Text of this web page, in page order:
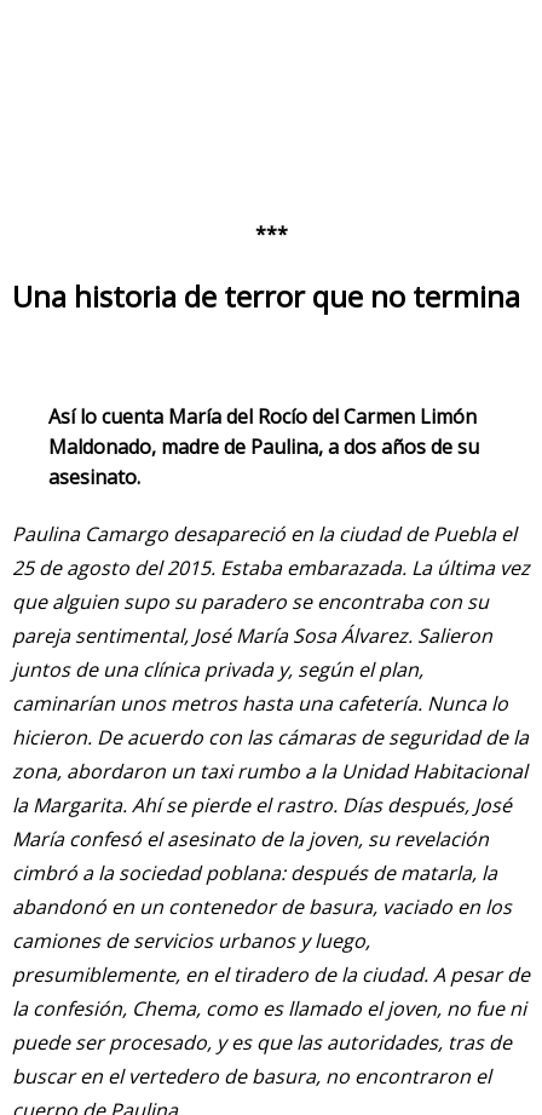
***
Una historia de terror que no termina
Así lo cuenta María del Rocío del Carmen Limón
Maldonado, madre de Paulina, a dos años de su
asesinato.
Paulina Camargo desapareció en la ciudad de Puebla el
25 de agosto del 2015. Estaba embarazada. La última vez
que alguien supo su paradero se encontraba con su
pareja sentimental, José María Sosa Álvarez. Salieron
juntos de una clínica privada y, según el plan,
caminarían unos metros hasta una cafetería. Nunca lo
hicieron. De acuerdo con las cámaras de seguridad de la
zona, abordaron un taxi rumbo a la Unidad Habitacional
la Margarita. Ahí se pierde el rastro. Días después, José
María confesó el asesinato de la joven, su revelación
cimbró a la sociedad poblana: después de matarla, la
abandonó en un contenedor de basura, vaciado en los
camiones de servicios urbanos y luego,
presumiblemente, en el tiradero de la ciudad. A pesar de
la confesión, Chema, como es llamado el joven, no fue ni
puede ser procesado, y es que las autoridades, tras de
buscar en el vertedero de basura, no encontraron el
cuerpo de Paulina.